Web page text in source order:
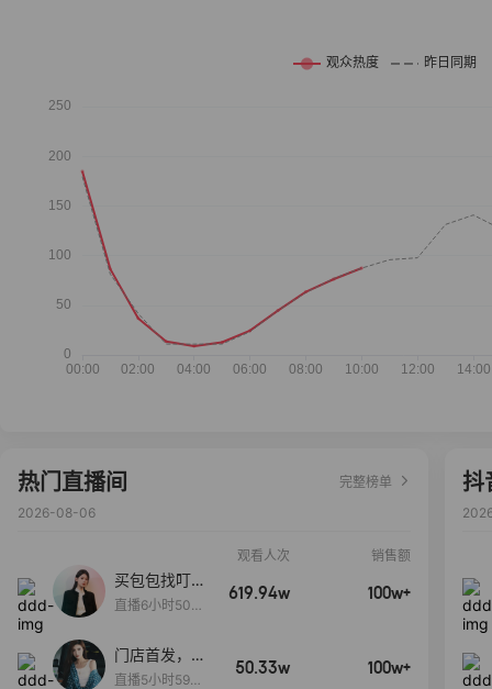
热门直播间
完整榜单
2026-08-06
观看人次 销售额
买包包找叮
当,一折购！
直播6小时50分
619.94w 100w+
门店首发，秋
款大上新！！
直播5小时59分
50.33w 100w+
抖